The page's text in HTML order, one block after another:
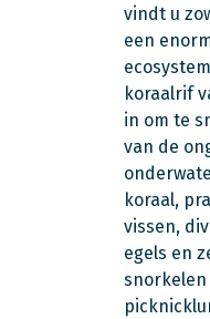
vindt u
een
koraalrif
in om te
van de
koraal,
vissen,
egels en